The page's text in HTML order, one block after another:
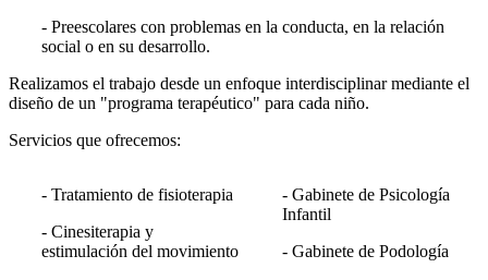
- Preescolares con problemas en la conducta, en la relación
social o en su desarrollo.
Realizamos el trabajo desde un enfoque interdisciplinar mediante el
diseño de un "programa terapéutico" para cada niño.
Servicios que ofrecemos:
- Tratamiento de fisioterapia
- Cinesiterapia y
estimulación del movimiento
- Gabinete de Psicología
Infantil
- Gabinete de Podología